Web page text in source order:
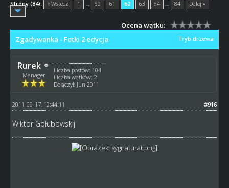
Strony (84): « Wstecz 1 60 61 62 63 64 84 Dalej »
Ocena wątku:
Tryb drzewa
Zgadywanka - Fotki 2 edycja
Rurek
Manager
Liczba postów: 104
Liczba wątków: 2
Dołączył: Jun 2011
#916
2011-09-17, 12:44:11
Wiktor Gołubowskij